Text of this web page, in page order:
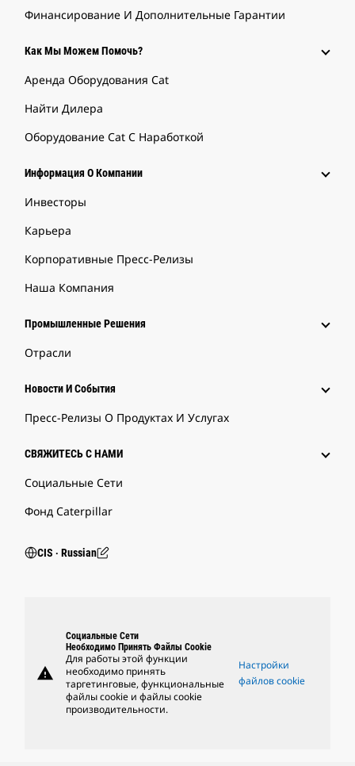
Финансирование И Дополнительные Гарантии
Как Мы Можем Помочь?
Аренда Оборудования Cat
Найти Дилера
Оборудование Cat С Наработкой
Информация О Компании
Инвесторы
Карьера
Корпоративные Пресс-Релизы
Наша Компания
Промышленные Решения
Отрасли
Новости И События
Пресс-Релизы О Продуктах И Услугах
СВЯЖИТЕСЬ С НАМИ
Социальные Сети
Фонд Caterpillar
CIS ‧ Russian
warning
Социальные Сети
Необходимо Принять Файлы Cookie
Для работы этой функции
необходимо принять
таргетинговые, функциональные
файлы cookie и файлы cookie
производительности.
Настройки
файлов cookie